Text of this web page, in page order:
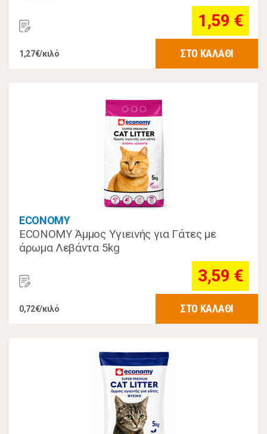
1,59 €
1,27€/κιλό ΣΤΟ ΚΑΛΑΘΙ
ECONOMY
ECONOMY Άμμος Υγιεινής για Γάτες με
άρωμα Λεβάντα 5kg
3,59 €
0,72€/κιλό ΣΤΟ ΚΑΛΑΘΙ